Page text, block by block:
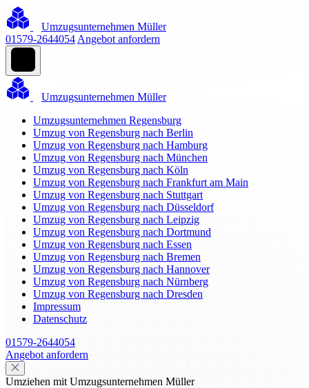
Umzugsunternehmen Müller
01579-2644054 Angebot anfordern
Umzugsunternehmen Müller
Umzugsunternehmen Regensburg
Umzug von Regensburg nach Berlin
Umzug von Regensburg nach Hamburg
Umzug von Regensburg nach München
Umzug von Regensburg nach Köln
Umzug von Regensburg nach Frankfurt am Main
Umzug von Regensburg nach Stuttgart
Umzug von Regensburg nach Düsseldorf
Umzug von Regensburg nach Leipzig
Umzug von Regensburg nach Dortmund
Umzug von Regensburg nach Essen
Umzug von Regensburg nach Bremen
Umzug von Regensburg nach Hannover
Umzug von Regensburg nach Nürnberg
Umzug von Regensburg nach Dresden
Impressum
Datenschutz
01579-2644054
Angebot anfordern
Umziehen mit Umzugsunternehmen Müller